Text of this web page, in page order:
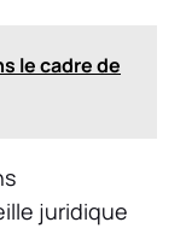
le cadre de
juridique